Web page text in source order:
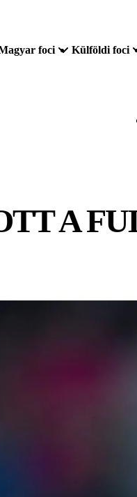
foci Külföldi foci
A